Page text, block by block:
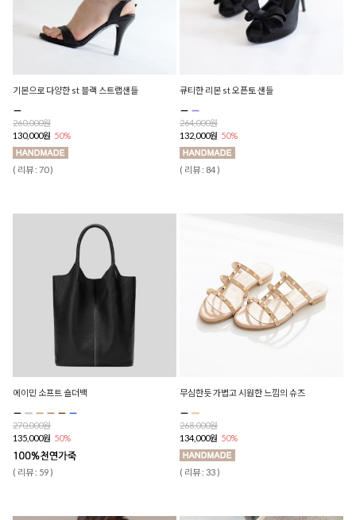
기본으로 다양한 st 블랙 스트랩샌들
260,000원
130,000원 50%
( 리뷰 : 70 )
큐티한 리본 st 오픈토 샌들
264,000원
132,000원 50%
( 리뷰 : 84 )
에이민 소프트 숄더백
270,000원
135,000원 50%
( 리뷰 : 59 )
무심한듯 가볍고 시원한 느낌의 슈즈
268,000원
134,000원 50%
( 리뷰 : 33 )